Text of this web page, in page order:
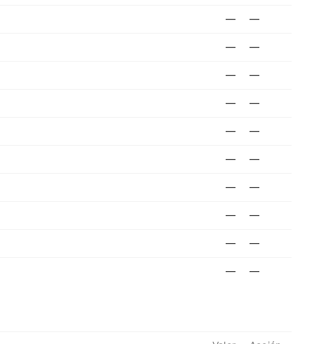
— —
— —
— —
— —
— —
— —
— —
— —
— —
— —